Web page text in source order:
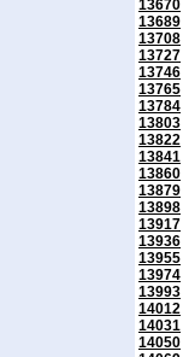
13670
13689
13708
13727
13746
13765
13784
13803
13822
13841
13860
13879
13898
13917
13936
13955
13974
13993
14012
14031
14050